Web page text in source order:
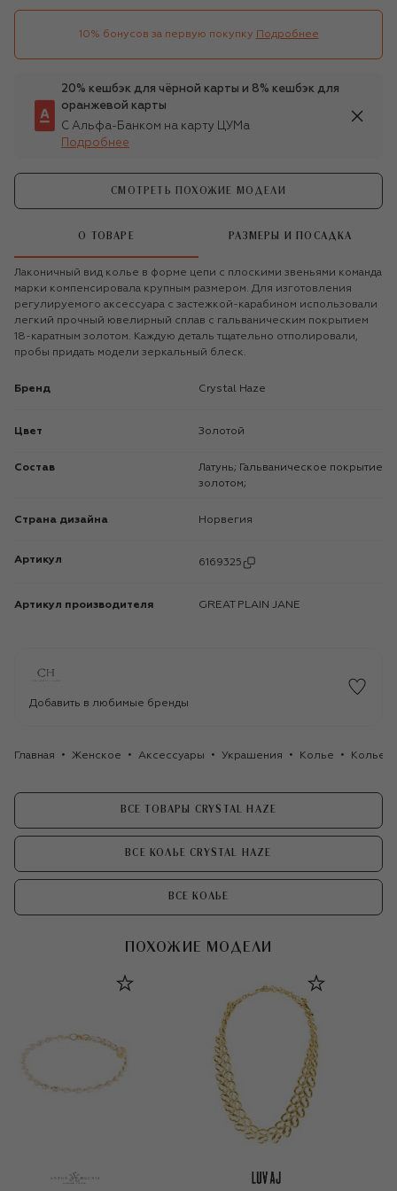
10% бонусов за первую покупку Подробнее
20% кешбэк для чёрной карты и 8% кешбэк для
оранжевой карты
С Альфа-Банком на карту ЦУМа
Подробнее
СМОТРЕТЬ ПОХОЖИЕ МОДЕЛИ
О ТОВАРЕ РАЗМЕРЫ И ПОСАДКА
Лаконичный вид колье в форме цепи с плоскими звеньями команда
марки компенсировала крупным размером. Для изготовления
регулируемого аксессуара с застежкой-карабином использовали
легкий прочный ювелирный сплав с гальваническим покрытием
18-каратным золотом. Каждую деталь тщательно отполировали,
пробы придать модели зеркальный блеск.
Бренд Crystal Haze
Цвет Золотой
Состав
Латунь; Гальваническое покрытие
золотом;
Страна дизайна Норвегия
Артикул 6169325
Артикул производителя GREAT PLAIN JANE
Добавить в любимые бренды
Главная Женское Аксессуары Украшения Колье Колье
ВСЕ ТОВАРЫ CRYSTAL HAZE
ВСЕ КОЛЬЕ CRYSTAL HAZE
ВСЕ КОЛЬЕ
ПОХОЖИЕ МОДЕЛИ